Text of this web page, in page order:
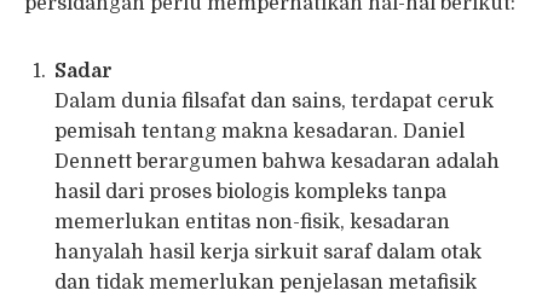
Sadar
Dalam dunia filsafat dan sains, terdapat ceruk
pemisah tentang makna kesadaran. Daniel
Dennett berargumen bahwa kesadaran adalah
hasil dari proses biologis kompleks tanpa
memerlukan entitas non-fisik, kesadaran
hanyalah hasil kerja sirkuit saraf dalam otak
dan tidak memerlukan penjelasan metafisik